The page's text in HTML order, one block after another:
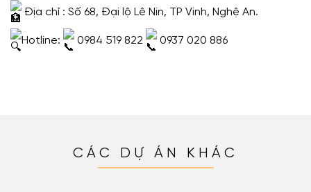
Địa chỉ : Số 68, Đại lộ Lê Nin, TP Vinh, Nghệ An.
Hotline: 0984 519 822 0937 020 886
CÁC DỰ ÁN KHÁC